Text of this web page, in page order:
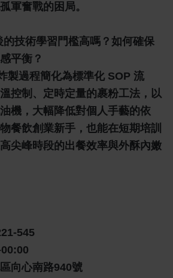
軍奮戰的困局。
技術學習門檻高嗎？如何確保
平衡？
製過程簡化為標準化 SOP 流
控制、定時定量的裹粉工法，以
機，大幅降低對個人手藝的依
餐飲創業新手，也能在短期培訓
尖峰時段的出餐效率與外酥內嫩
545
向心南路940號